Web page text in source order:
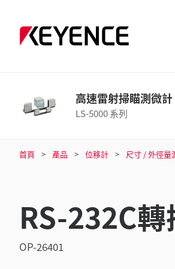
高速雷射掃瞄測微計
LS-5000 系列
首頁 產品 位移計 尺寸 / 外徑量
RS-232C
OP-26401